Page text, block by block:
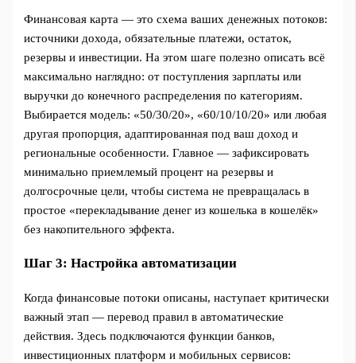
Финансовая карта — это схема ваших денежных потоков:
источники дохода, обязательные платежи, остаток,
резервы и инвестиции. На этом шаге полезно описать всё
максимально наглядно: от поступления зарплаты или
выручки до конечного распределения по категориям.
Выбирается модель: «50/30/20», «60/10/10/20» или любая
другая пропорция, адаптированная под ваш доход и
региональные особенности. Главное — зафиксировать
минимально приемлемый процент на резервы и
долгосрочные цели, чтобы система не превращалась в
простое «перекладывание денег из кошелька в кошелёк»
без накопительного эффекта.
Шаг 3: Настройка автоматизации
Когда финансовые потоки описаны, наступает критически
важный этап — перевод правил в автоматические
действия. Здесь подключаются функции банков,
инвестиционных платформ и мобильных сервисов: